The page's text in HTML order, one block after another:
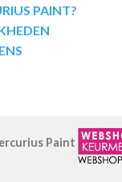
PAINT?
Paint